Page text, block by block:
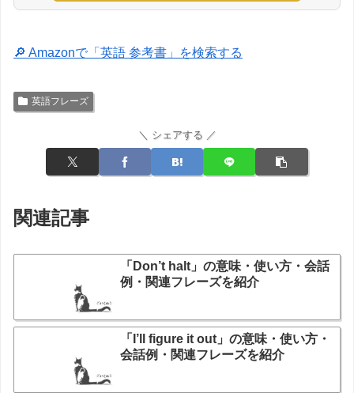
🔎 Amazonで「英語 参考書」を検索する
英語フレーズ
＼ シェアする ／
関連記事
「Don’t halt」の意味・使い方・会話
例・関連フレーズを紹介
「I’ll figure it out」の意味・使い方・
会話例・関連フレーズを紹介